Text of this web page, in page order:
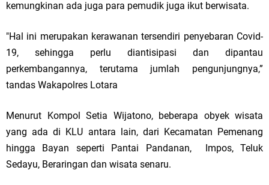
kemungkinan ada juga para pemudik juga ikut berwisata.
"Hal ini merupakan kerawanan tersendiri penyebaran Covid-
19, sehingga perlu diantisipasi dan dipantau
perkembangannya, terutama jumlah pengunjungnya,”
tandas Wakapolres Lotara
Menurut Kompol Setia Wijatono, beberapa obyek wisata
yang ada di KLU antara lain, dari Kecamatan Pemenang
hingga Bayan seperti Pantai Pandanan, Impos, Teluk
Sedayu, Beraringan dan wisata senaru.